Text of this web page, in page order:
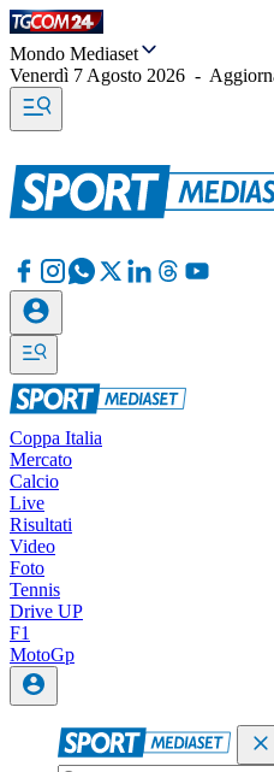
Mondo Mediaset
Venerdì 7 Agosto 2026 -
Coppa Italia
Mercato
Calcio
Live
Risultati
Video
Foto
Tennis
Drive UP
F1
MotoGp